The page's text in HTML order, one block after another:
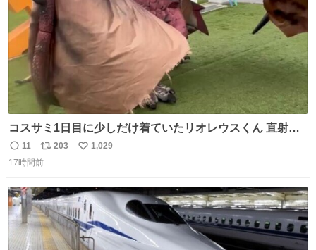
コスサミ1日目に少しだけ着ていたリオレウスくん 直射日
光下で暑すぎて疲労状態 火耐性15ではだめですね 適応珠
Lv1と耐火珠Lv3装備しないと真夏の名古屋は過ごせぬよう
返
信
11
リ
ポ
ト
数
203
い
数
1,029
17時間前